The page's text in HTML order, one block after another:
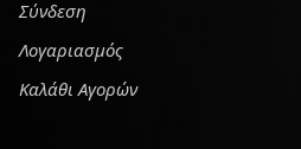
Σύνδεση
Λογαριασμός
Καλάθι Αγορών